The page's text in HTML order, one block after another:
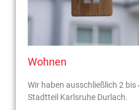
Wohnen
Wir haben ausschließlich 2
Stadtteil Karlsruhe Durlach.